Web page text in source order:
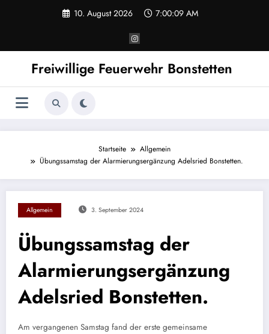
10. August 2026 7:00:09 AM
Freiwillige Feuerwehr Bonstetten
Startseite
Allgemein
Übungssamstag der Alarmierungsergänzung Adelsried Bonstetten.
Allgemein 3. September 2024
Übungssamstag der
Alarmierungsergänzung
Adelsried Bonstetten.
Am vergangenen Samstag fand der erste gemeinsame